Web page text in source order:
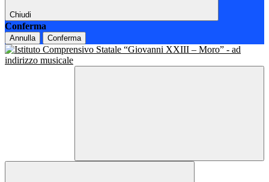
Chiudi
Conferma
Annulla Conferma